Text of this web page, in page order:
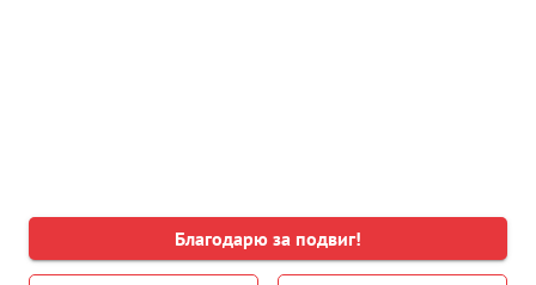
Благодарю за подвиг!